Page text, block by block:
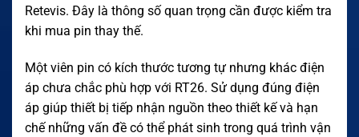
Retevis. Đây là thông số quan trọng cần được kiểm tra
khi mua pin thay thế.
Một viên pin có kích thước tương tự nhưng khác điện
áp chưa chắc phù hợp với RT26. Sử dụng đúng điện
áp giúp thiết bị tiếp nhận nguồn theo thiết kế và hạn
chế những vấn đề có thể phát sinh trong quá trình vận